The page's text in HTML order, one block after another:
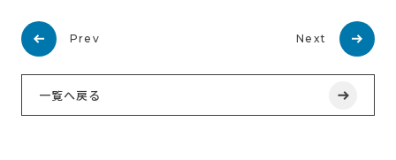
Prev Next
一覧へ戻る